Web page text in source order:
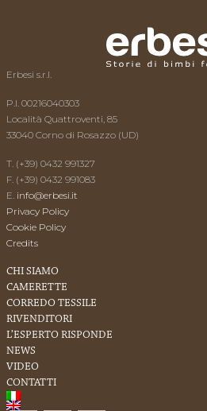
Erbesi s.r.l.
P.I. 00216040303
Località Quattroventi, 85
33040 Corno di Rosazzo (UD)
T. (+39) 0432 991327
F. (+39) 0432 991083
E. info@erbesi.it
Privacy Policy
Cookie Policy
Credits
CHI SIAMO
CAMERETTE
CORREDO TESSILE
RIVENDITORI
L’ESPERTO RISPONDE
NEWS
VIDEO
CONTATTI